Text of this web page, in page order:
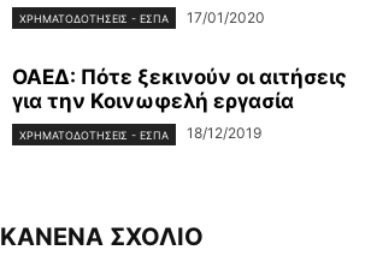
ΧΡΗΜΑΤΟΔΟΤΉΣΕΙΣ - ΕΣΠΑ 17/01/2020
ΟΑΕΔ: Πότε ξεκινούν οι αιτήσεις
για την Κοινωφελή εργασία
ΧΡΗΜΑΤΟΔΟΤΉΣΕΙΣ - ΕΣΠΑ 18/12/2019
ΚΑΝΕΝΑ ΣΧΟΛΙΟ